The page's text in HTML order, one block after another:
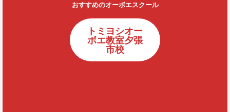
おすすめのオーボエスクール
トミヨシオー
ボエ教室夕張
市校